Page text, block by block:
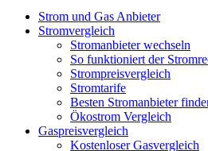
Strom und Gas Anbieter
Stromvergleich
Stromanbieter wechseln
So funktioniert der
Strompreisvergleich
Stromtarife
Besten Stromanbieter
Ökostrom Vergleich
Gaspreisvergleich
Kostenloser Gasvergleich